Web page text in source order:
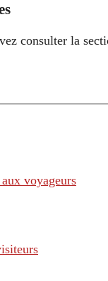
consulter la
voyageurs